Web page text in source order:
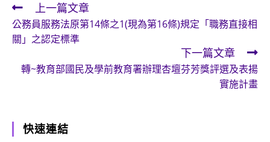
Read
more
articles
上一篇文章
公務員服務法原第14條之1(現為第16條)規定「職務直接相
關」之認定標準
下一篇文章
轉~教育部國民及學前教育署辦理杏壇芬芳獎評選及表揚
實施計畫
快速連結